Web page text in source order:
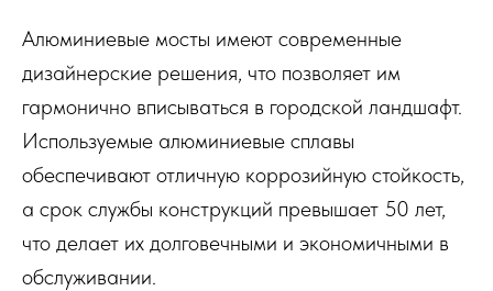
Алюминиевые мосты имеют современные
дизайнерские решения, что позволяет им
гармонично вписываться в городской ландшафт.
Используемые алюминиевые сплавы
обеспечивают отличную коррозийную стойкость,
а срок службы конструкций превышает 50 лет,
что делает их долговечными и экономичными в
обслуживании.